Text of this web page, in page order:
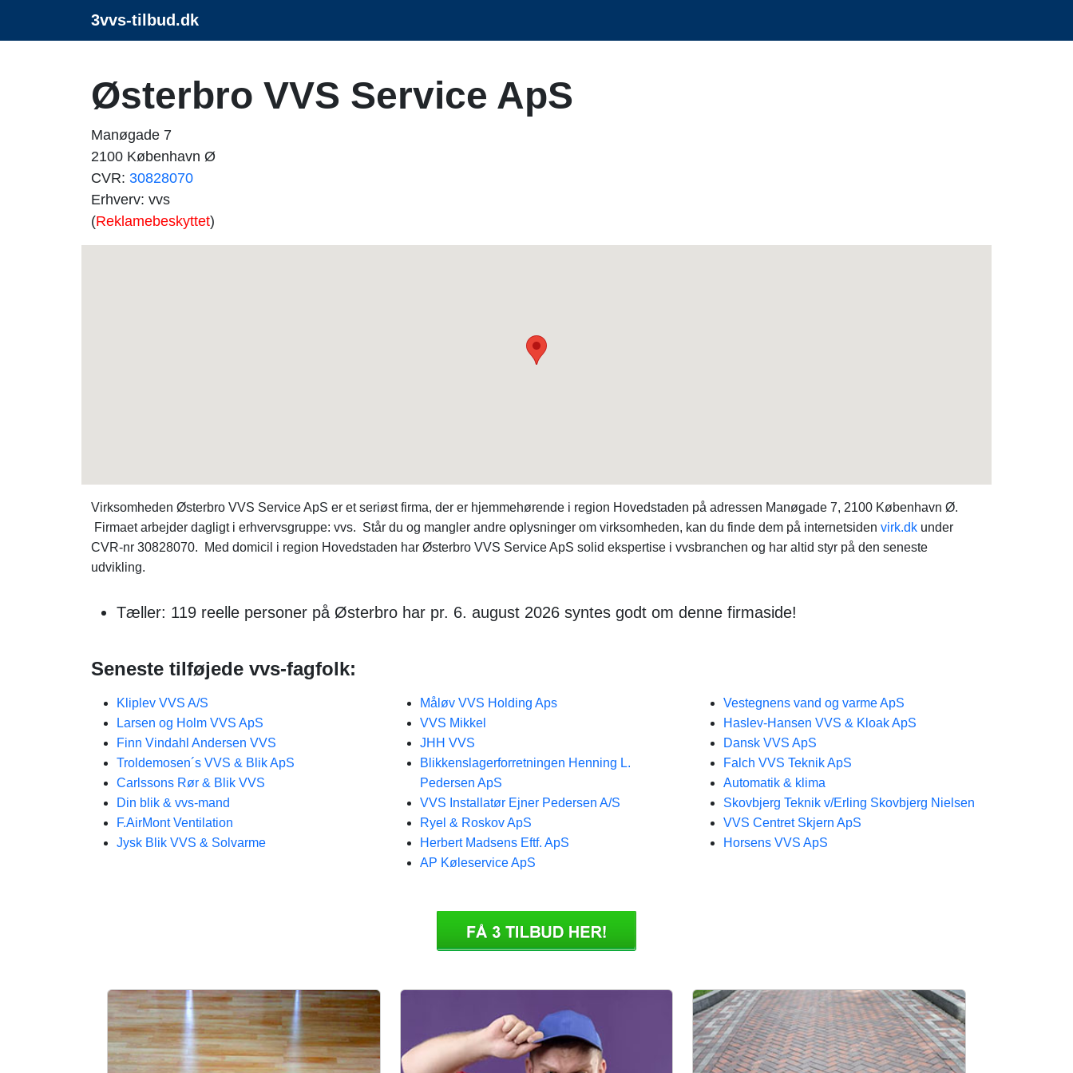
3vvs-tilbud.dk
Østerbro VVS Service ApS
Manøgade 7
2100 København Ø
CVR: 30828070
Erhverv: vvs
(Reklamebeskyttet)
Virksomheden Østerbro VVS Service ApS er et seriøst firma, der er hjemmehørende i region Hovedstaden på adressen Manøgade 7, 2100 København Ø.
Firmaet arbejder dagligt i erhvervsgruppe: vvs. Står du og mangler andre oplysninger om virksomheden, kan du finde dem på internetsiden virk.dk under
CVR-nr 30828070. Med domicil i region Hovedstaden har Østerbro VVS Service ApS solid ekspertise i vvsbranchen og har altid styr på den seneste
udvikling.
Tæller: 119 reelle personer på Østerbro har pr. 6. august 2026 syntes godt om denne firmaside!
Seneste tilføjede vvs-fagfolk:
Kliplev VVS A/S
Larsen og Holm VVS ApS
Finn Vindahl Andersen VVS
Troldemosen´s VVS & Blik ApS
Carlssons Rør & Blik VVS
Din blik & vvs-mand
F.AirMont Ventilation
Jysk Blik VVS & Solvarme
Måløv VVS Holding Aps
VVS Mikkel
JHH VVS
Blikkenslagerforretningen Henning L.
Pedersen ApS
VVS Installatør Ejner Pedersen A/S
Ryel & Roskov ApS
Herbert Madsens Eftf. ApS
AP Køleservice ApS
Vestegnens vand og varme ApS
Haslev-Hansen VVS & Kloak ApS
Dansk VVS ApS
Falch VVS Teknik ApS
Automatik & klima
Skovbjerg Teknik v/Erling Skovbjerg Nielsen
VVS Centret Skjern ApS
Horsens VVS ApS